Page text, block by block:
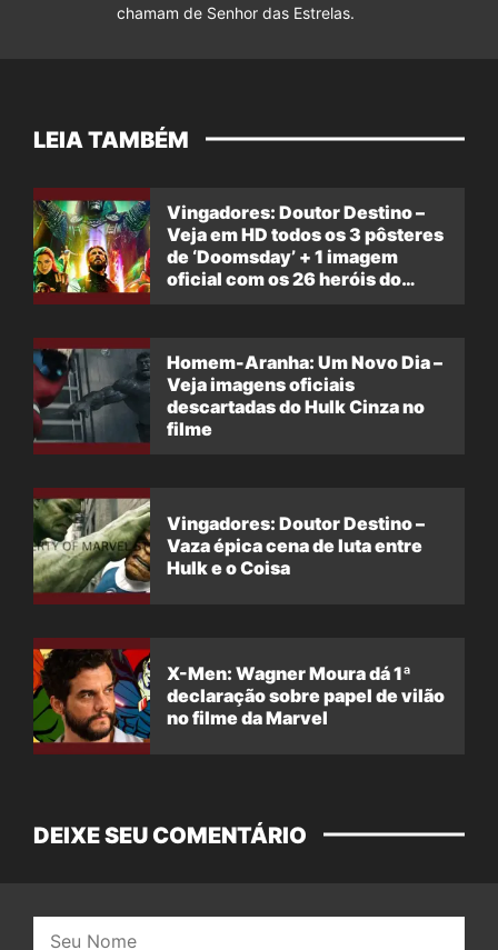
chamam de Senhor das Estrelas.
LEIA TAMBÉM
Vingadores: Doutor Destino –
Veja em HD todos os 3 pôsteres
de ‘Doomsday’ + 1 imagem
oficial com os 26 heróis do
Homem-Aranha: Um Novo Dia –
Veja imagens oficiais
descartadas do Hulk Cinza no
filme
Vingadores: Doutor Destino –
Vaza épica cena de luta entre
Hulk e o Coisa
X-Men: Wagner Moura dá 1ª
declaração sobre papel de vilão
no filme da Marvel
DEIXE SEU COMENTÁRIO